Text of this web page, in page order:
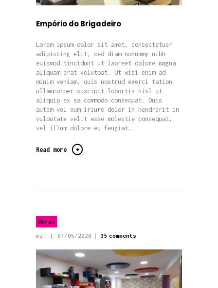
Empório do Brigadeiro
Lorem ipsum dolor sit amet, consectetuer
adipiscing elit, sed diam nonummy nibh
euismod tincidunt ut laoreet dolore magna
aliquam erat volutpat. Ut wisi enim ad
minim veniam, quis nostrud exerci tation
ullamcorper suscipit lobortis nisl ut
aliquip ex ea commodo consequat. Duis
autem vel eum iriure dolor in hendrerit in
vulputate velit esse molestie consequat,
vel illum dolore eu feugiat…
Read more
Obras
ms_ 07/05/2020 35 comments